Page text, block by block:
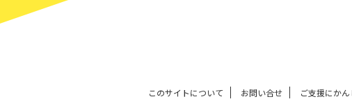
このサイトについて お問い合せ ご支援にかん